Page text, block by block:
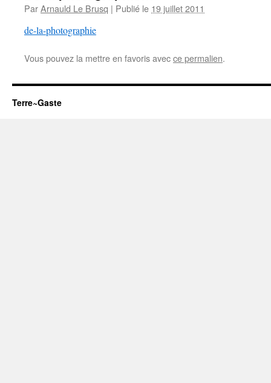
ParArnauld Le Brusq | Publié le 19 juillet 2011
de-la-photographie
Vous pouvez la mettre en favoris avecce permalien.
Terre~Gaste